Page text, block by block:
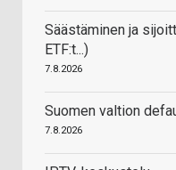
Säästäminen ja
ETF:t...)
7.8.2026
Suomen valtion
7.8.2026